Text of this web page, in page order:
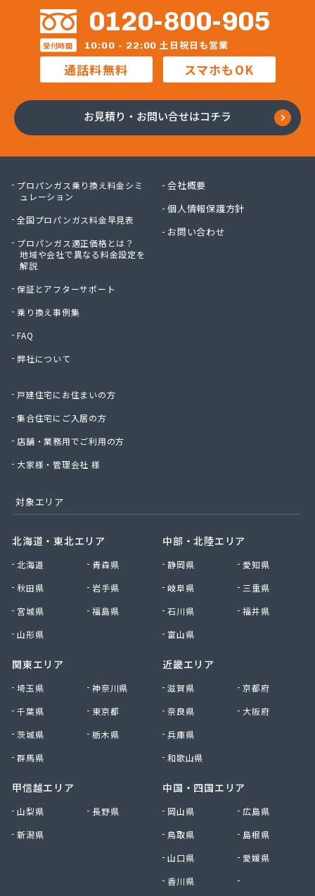
(株)リビック相模原
(株)リビングタナカ
(株)レインボー 横浜営業所
(株)レインボー 川崎営業所
(株)安田物産 燃料部
(株)奥村商会 横浜営業所
(株)宮治商店
(株)駒見守商会
(株)戸丸屋プロパン
(株)高津石油
(株)黒川石油
(株)佐山
(株)佐藤ガスサービス
(株)三友
(株)山本商店
(株)山本松五郎商店
(株)志方商事
(株)紙透商店
(株)小山グループ
(株)小長井治郎商店
(株)湘南菱油瓦斯
(株)植村商店
(株)深沢商会
(株)神奈中商事
(株)須賀商店
(株)川島商店
(株)相北商事
(株)大神設備工業
(株)大八 金沢充填所
(株)大八 港南ガスサービスセンター
(株)滝本商店
(株)長尾商店
(株)田中泰治商店
0120-800-905
受付時間 10:00 - 22:00 土日祝日も営業
通話料無料 スマホもOK
お見積り・お問い合せはコチラ
プロパンガス乗り換え料金シミ
ュレーション
全国プロパンガス料金早見表
プロパンガス適正価格とは？
地域や会社で異なる料金設定を
解説
保証とアフターサポート
乗り換え事例集
FAQ
弊社について
戸建住宅にお住まいの方
集合住宅にご入居の方
店舗・業務用でご利用の方
大家様・管理会社 様
会社概要
個人情報保護方針
お問い合わせ
対象エリア
北海道・東北エリア
北海道
青森県
秋田県
岩手県
宮城県
福島県
山形県
関東エリア
埼玉県
神奈川県
千葉県
東京都
茨城県
栃木県
群馬県
甲信越エリア
山梨県
長野県
新潟県
中部・北陸エリア
静岡県
愛知県
岐阜県
三重県
石川県
福井県
富山県
近畿エリア
滋賀県
京都府
奈良県
大阪府
兵庫県
和歌山県
中国・四国エリア
岡山県
広島県
鳥取県
島根県
山口県
愛媛県
香川県